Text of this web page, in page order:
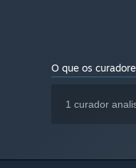
O que os
1 curador